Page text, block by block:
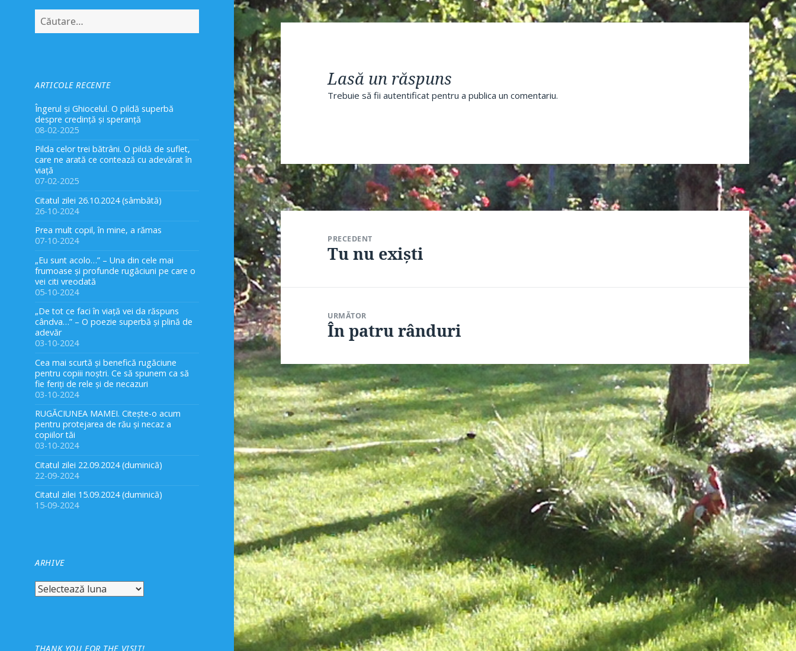
după:
ARTICOLE RECENTE
Îngerul și Ghiocelul. O pildă superbă
despre credință și speranță
08-02-2025
Pilda celor trei bătrâni. O pildă de suflet,
care ne arată ce contează cu adevărat în
viață
07-02-2025
Citatul zilei 26.10.2024 (sâmbătă)
26-10-2024
Prea mult copil, în mine, a rămas
07-10-2024
„Eu sunt acolo…” – Una din cele mai
frumoase și profunde rugăciuni pe care o
vei citi vreodată
05-10-2024
„De tot ce faci în viață vei da răspuns
cândva…” – O poezie superbă și plină de
adevăr
03-10-2024
Cea mai scurtă și benefică rugăciune
pentru copiii noștri. Ce să spunem ca să
fie feriți de rele și de necazuri
03-10-2024
RUGĂCIUNEA MAMEI. Citește-o acum
pentru protejarea de rău și necaz a
copiilor tăi
03-10-2024
Citatul zilei 22.09.2024 (duminică)
22-09-2024
Citatul zilei 15.09.2024 (duminică)
15-09-2024
ARHIVE
Arhive
THANK YOU FOR THE VISIT!
Lasă un răspuns
Trebuie să fiiautentificat pentru a publica un comentariu.
Navigare
în
articole
PRECEDENT
Articolul
Tu nu exiști
URMĂTOR
Articolul
următor:
În patru rânduri